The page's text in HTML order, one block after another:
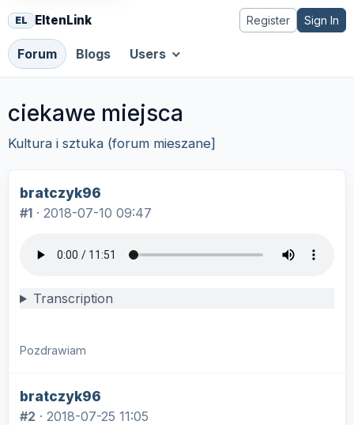
EL EltenLink
Forum Blogs Users
Register Sign In
ciekawe miejsca
Kultura i sztuka (forum mieszane]
bratczyk96
#1 · 2018-07-10 09:47
Transcription
Pozdrawiam
bratczyk96
#2 · 2018-07-25 11:05